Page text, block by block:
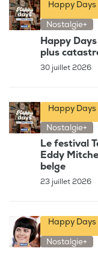
Happy
Nostalgie+
Happy
plus
30 juillet 2026
Happy
Nostalgie+
Le festival
Eddy
belge
23 juillet 2026
Happy
Nostalgie+